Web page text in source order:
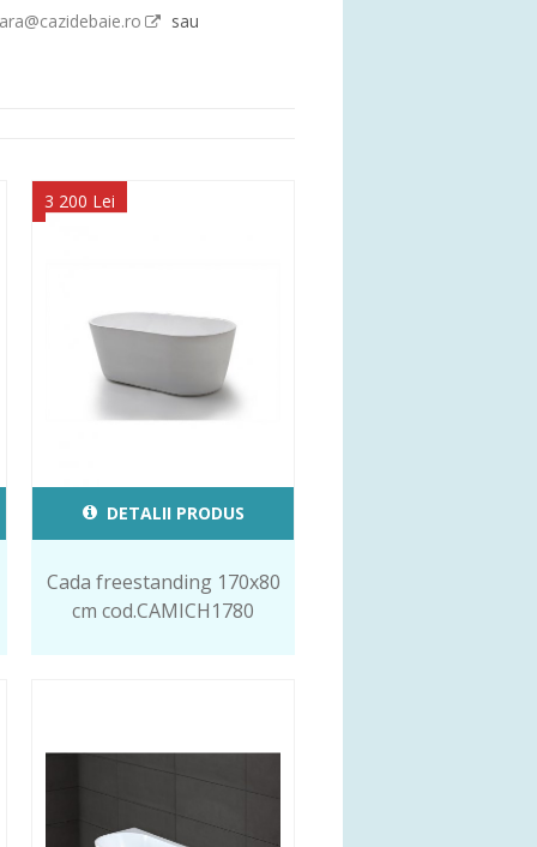
sau
3 200 Lei
DETALII PRODUS
Cada freestanding 170x80
cm cod.CAMICH1780